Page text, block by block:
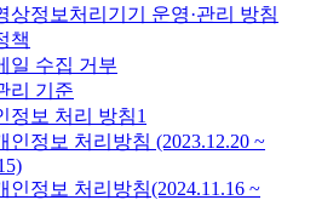
상정보처리기기 운영·관리 방침
책
일 수집 거부
리 기준
정보 처리 방침1
인정보 처리방침 (2023.12.20 ~
인정보 처리방침(2024.11.16 ~